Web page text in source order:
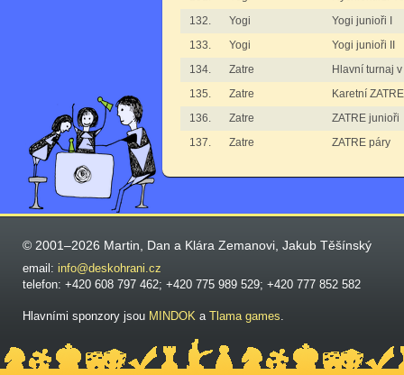
132.
Yogi
Yogi junioři I
133.
Yogi
Yogi junioři II
134.
Zatre
Hlavní turnaj v
135.
Zatre
Karetní ZATRE
136.
Zatre
ZATRE junioři
137.
Zatre ZATRE páry
© 2001–2026 Martin, Dan a Klára Zemanovi, Jakub Těšínský
email: info@deskohrani.cz
telefon: +420 608 797 462; +420 775 989 529; +420 777 852 582
Hlavními sponzory jsou MINDOK a Tlama games.